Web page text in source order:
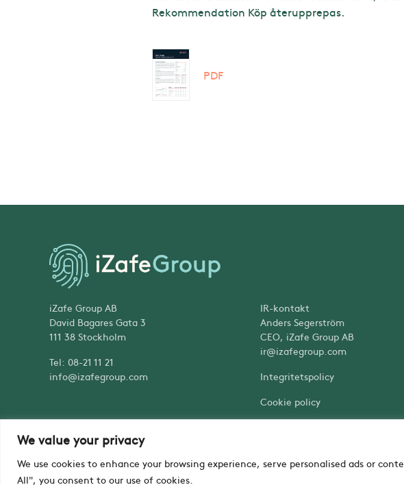
We value your privacy
We use cookies to enhance your browsing experience, serve personalised ads or
All", you consent to our use of cookies.
Rekommendation Köp återupprepas.
PDF
iZafe Group AB
David Bagares Gata 3
111 38 Stockholm
Tel: 08-21 11 21
info@izafegroup.com
IR-kontakt
Anders Segerström
CEO, iZafe Group AB
ir@izafegroup.com
Integritetspolicy
Cookie policy
Copyright © iZafe Group AB 2023